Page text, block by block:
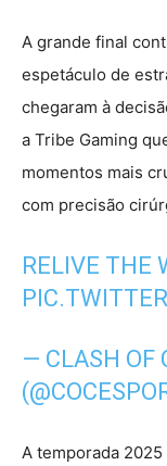
A grande final
espetáculo de
chegaram à
a Tribe Gaming
momentos mais
com precisão
RELIVE THE
— CLASH OF
A temporada